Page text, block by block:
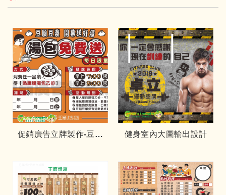
促銷廣告立牌製作-豆願
健身室內大圖輸出設計